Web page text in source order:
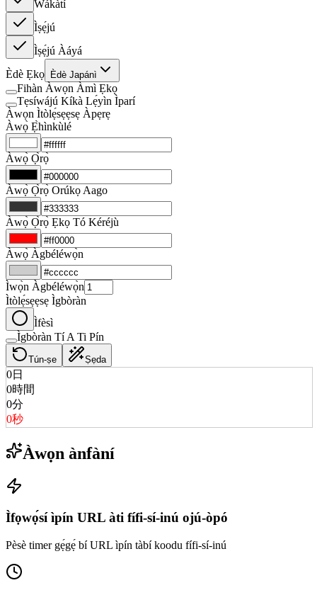
Wákàtí
Ìṣẹ́jú
Ìṣẹ́jú Àáyá
Èdè Ẹkọ
Èdè Japánì
Fihàn Àwọn Àmì Ẹkọ
Tẹsíwájú Kíkà Lẹ́yìn Ìparí
Àwọn Ìtòlẹ́sẹẹsẹ Àpẹrẹ
Àwọ̀ Ẹ̀hìnkùlé
Àwọ̀ Ọ̀rọ̀
Àwọ̀ Ọ̀rọ̀ Orúkọ Aago
Àwọ̀ Ọ̀rọ̀ Ẹkọ Tó Kéréjù
Àwọ̀ Àgbéléwọ̀n
Ìwọ̀n Àgbéléwọ̀n
Ìtòlẹ́sẹẹsẹ Ìgbòràn
Ìfèsì
Ìgbòràn Tí A Ti Pín
Tún-ṣe Ṣẹda
0日
0時間
0分
0秒
Àwọn ànfàní
Ìfọwọ́sí ìpín URL àti fífi-sí-inú ojú-òpó
Pèsè timer gẹ́gẹ́ bí URL ìpín tàbí koodu fífi-sí-inú